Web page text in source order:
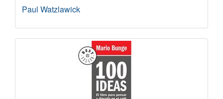
Paul Watzlawick